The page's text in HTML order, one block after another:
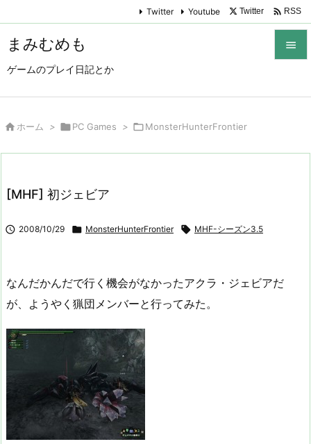
まみむめも
ゲームのプレイ日記とか

Twitter Youtube Twitter  RSS
 ホーム > PC Games > MonsterHunterFrontier
[MHF] 初ジェビア
 2008/10/29  MonsterHunterFrontier  MHF-シーズン3.5
なんだかんだで行く機会がなかったアクラ・ジェビアだ
が、ようやく猟団メンバーと行ってみた。